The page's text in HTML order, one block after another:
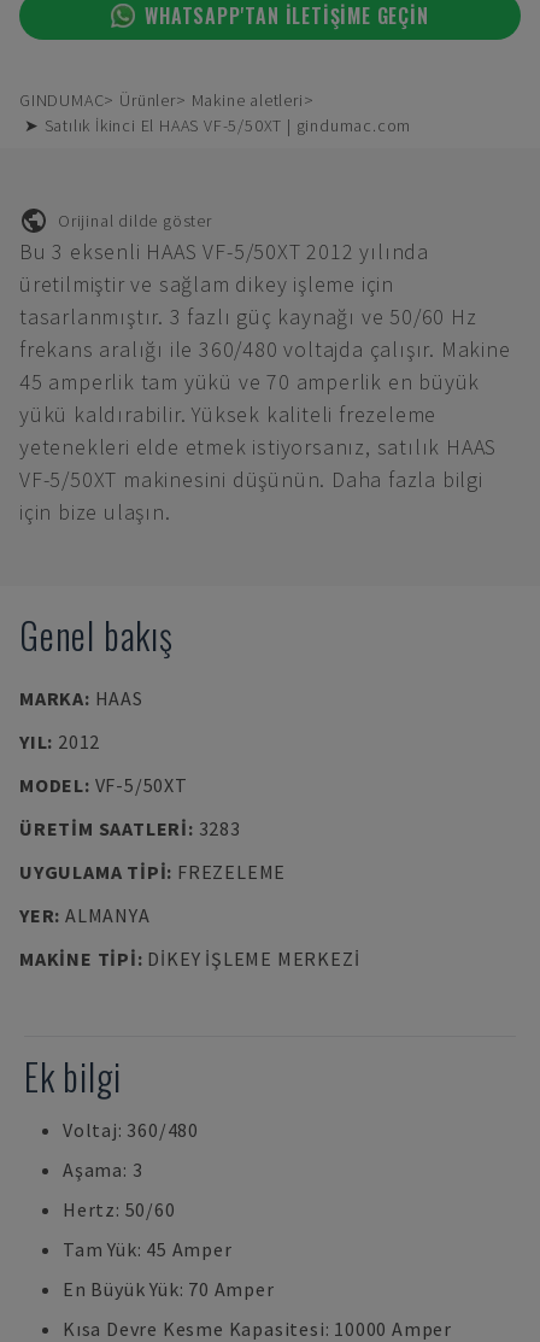
WHATSAPP'TAN ILETIŞIME GEÇIN
GINDUMAC Ürünler
Makine aletleri
➤ Satılık İkinci El HAAS VF-5/50XT | gindumac.com
Orijinal dilde göster
Bu 3 eksenli HAAS VF-5/50XT 2012 yılında
üretilmiştir ve sağlam dikey işleme için
tasarlanmıştır. 3 fazlı güç kaynağı ve 50/60 Hz
frekans aralığı ile 360/480 voltajda çalışır. Makine
45 amperlik tam yükü ve 70 amperlik en büyük
yükü kaldırabilir. Yüksek kaliteli frezeleme
yetenekleri elde etmek istiyorsanız, satılık HAAS
VF-5/50XT makinesini düşünün. Daha fazla bilgi
için bize ulaşın.
Genel bakış
MARKA: HAAS
YIL: 2012
MODEL: VF-5/50XT
ÜRETIM SAATLERI: 3283
UYGULAMA TIPI: FREZELEME
YER: ALMANYA
MAKINE TIPI: DIKEY İŞLEME MERKEZI
Ek bilgi
Voltaj: 360/480
Aşama: 3
Hertz: 50/60
Tam Yük: 45 Amper
En Büyük Yük: 70 Amper
Kısa Devre Kesme Kapasitesi: 10000 Amper